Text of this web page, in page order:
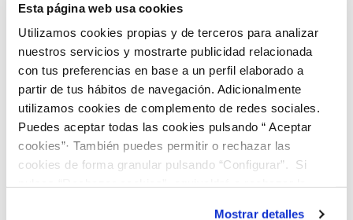
Esta página web usa cookies
Utilizamos cookies propias y de terceros para analizar
nuestros servicios y mostrarte publicidad relacionada
con tus preferencias en base a un perfil elaborado a
partir de tus hábitos de navegación. Adicionalmente
utilizamos cookies de complemento de redes sociales.
Puedes aceptar todas las cookies pulsando “ Aceptar
cookies”· También puedes permitir o rechazar las
cookies de forma granular pulsando “Configurar”. Si
Mostrar detalles
al compromiso de Hidraqua en la lucha
contra la crisis climática superamos la
generación de energía renovable en 2020”